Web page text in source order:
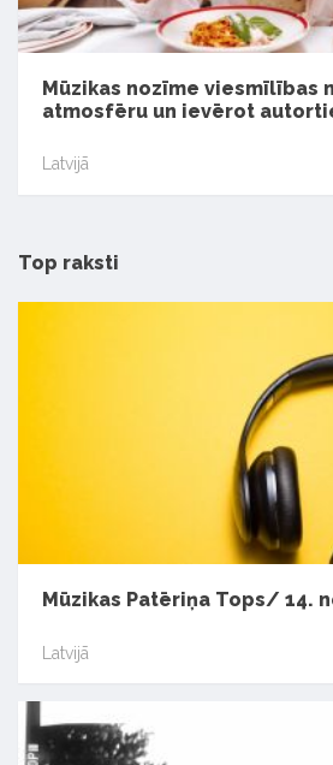
Mūzikas nozīme viesmīlības
atmosfēru un ievērot
Latvijā
Top raksti
Mūzikas Patēriņa Tops/ 14.
Latvijā